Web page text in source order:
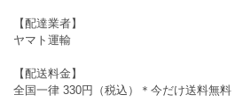
【配達業者】
ヤマト運輸
【配送料金】
全国一律 330円（税込）＊今だけ送料無料